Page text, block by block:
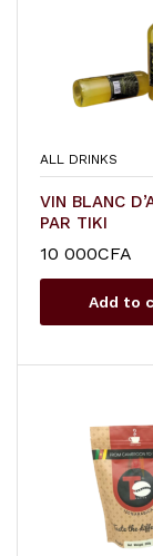
ALL DRINKS
VIN BLANC
PAR TIKI
10 000CFA
Add to